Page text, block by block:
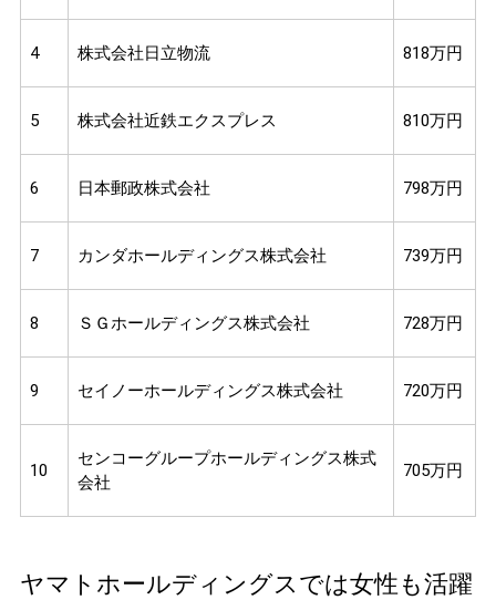
4 株式会社日立物流 818万円
5 株式会社近鉄エクスプレス 810万円
6 日本郵政株式会社 798万円
7 カンダホールディングス株式会社 739万円
8 ＳＧホールディングス株式会社 728万円
9 セイノーホールディングス株式会社 720万円
10
センコーグループホールディングス株式
会社
705万円
ヤマトホールディングスでは女性も活躍